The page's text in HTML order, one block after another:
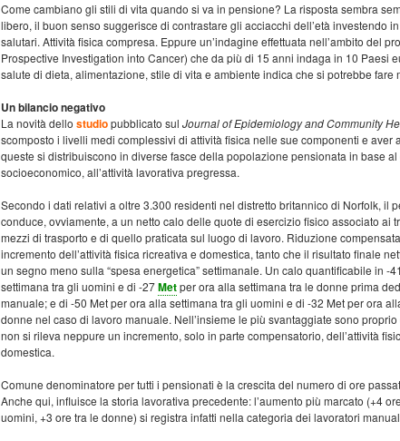
Come cambiano gli stili di vita quando si va in pensione? La risposta sembra
libero, il buon senso suggerisce di contrastare gli acciacchi dell’età investendo
salutari. Attività fisica compresa. Eppure un’indagine effettuata nell’ambito del
Prospective Investigation into Cancer) che da più di 15 anni indaga in 10 Paesi
salute di dieta, alimentazione, stile di vita e ambiente indica che si potrebbe fare
Un bilancio negativo
La novità dello studiopubblicato sul Journal of Epidemiology and Community
scomposto i livelli medi complessivi di attività fisica nelle sue componenti e aver
queste si distribuiscono in diverse fasce della popolazione pensionata in base
socioeconomico, all’attività lavorativa pregressa.
Secondo i dati relativi a oltre 3.300 residenti nel distretto britannico di Norfolk, il
conduce, ovviamente, a un netto calo delle quote di esercizio fisico associato ai
mezzi di trasporto e di quello praticata sul luogo di lavoro. Riduzione
incremento dell’attività fisica ricreativa e domestica, tanto che il risultato finale
un segno meno sulla “spesa energetica” settimanale. Un calo quantificabile in -
settimana tra gli uomini e di -27Metper ora alla settimana tra le donne prima
manuale; e di -50 Met per ora alla settimana tra gli uomini e di -32 Met per ora
donne nel caso di lavoro manuale. Nell’insieme le più svantaggiate sono
non si rileva neppure un incremento, solo in parte compensatorio, dell’attività
domestica.
Comune denominatore per tutti i pensionati è la crescita del numero di ore
Anche qui, influisce la storia lavorativa precedente: l’aumento più marcato (+4
uomini, +3 ore tra le donne) si registra infatti nella categoria dei lavoratori